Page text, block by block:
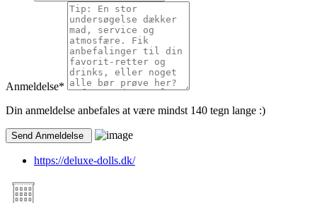
Anmeldelse*
Din anmeldelse anbefales at være mindst 140 tegn lange :)
https://deluxe-dolls.dk/